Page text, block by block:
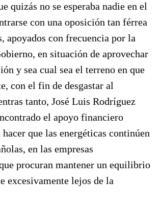
quizás no se esperaba nadie en el
con una oposición tan férrea
apoyados con frecuencia por la
en situación de aprovechar
y sea cual sea el terreno en que
con el fin de desgastar al
tanto, José Luis Rodríguez
el apoyo financiero
hacer que las energéticas continúen
en las empresas
procuran mantener un equilibrio
excesivamente lejos de la